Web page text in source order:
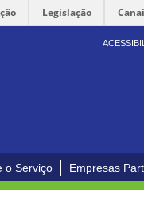
Legislação
o Serviço Empresas